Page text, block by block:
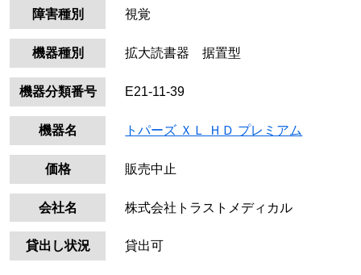
障害種別 視覚
機器種別 拡大読書器 据置型
機器分類番号 E21-11-39
機器名 トパーズ ＸＬ ＨＤ プレミアム
価格 販売中止
会社名 株式会社トラストメディカル
貸出し状況 貸出可